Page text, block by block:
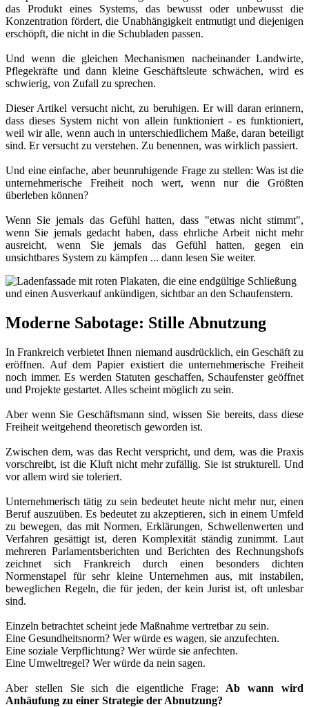
das Produkt eines Systems, das bewusst oder unbewusst die
Konzentration fördert, die Unabhängigkeit entmutigt und diejenigen
erschöpft, die nicht in die Schubladen passen.
Und wenn die gleichen Mechanismen nacheinander Landwirte,
Pflegekräfte und dann kleine Geschäftsleute schwächen, wird es
schwierig, von Zufall zu sprechen.
Dieser Artikel versucht nicht, zu beruhigen. Er will daran erinnern,
dass dieses System nicht von allein funktioniert - es funktioniert,
weil wir alle, wenn auch in unterschiedlichem Maße, daran beteiligt
sind. Er versucht zu verstehen. Zu benennen, was wirklich passiert.
Und eine einfache, aber beunruhigende Frage zu stellen: Was ist die
unternehmerische Freiheit noch wert, wenn nur die Größten
überleben können?
Wenn Sie jemals das Gefühl hatten, dass "etwas nicht stimmt",
wenn Sie jemals gedacht haben, dass ehrliche Arbeit nicht mehr
ausreicht, wenn Sie jemals das Gefühl hatten, gegen ein
unsichtbares System zu kämpfen ... dann lesen Sie weiter.
Moderne Sabotage: Stille Abnutzung
In Frankreich verbietet Ihnen niemand ausdrücklich, ein Geschäft zu
eröffnen. Auf dem Papier existiert die unternehmerische Freiheit
noch immer. Es werden Statuten geschaffen, Schaufenster geöffnet
und Projekte gestartet. Alles scheint möglich zu sein.
Aber wenn Sie Geschäftsmann sind, wissen Sie bereits, dass diese
Freiheit weitgehend theoretisch geworden ist.
Zwischen dem, was das Recht verspricht, und dem, was die Praxis
vorschreibt, ist die Kluft nicht mehr zufällig. Sie ist strukturell. Und
vor allem wird sie toleriert.
Unternehmerisch tätig zu sein bedeutet heute nicht mehr nur, einen
Beruf auszuüben. Es bedeutet zu akzeptieren, sich in einem Umfeld
zu bewegen, das mit Normen, Erklärungen, Schwellenwerten und
Verfahren gesättigt ist, deren Komplexität ständig zunimmt. Laut
mehreren Parlamentsberichten und Berichten des Rechnungshofs
zeichnet sich Frankreich durch einen besonders dichten
Normenstapel für sehr kleine Unternehmen aus, mit instabilen,
beweglichen Regeln, die für jeden, der kein Jurist ist, oft unlesbar
sind.
Einzeln betrachtet scheint jede Maßnahme vertretbar zu sein.
Eine Gesundheitsnorm? Wer würde es wagen, sie anzufechten.
Eine soziale Verpflichtung? Wer würde sie anfechten.
Eine Umweltregel? Wer würde da nein sagen.
Aber stellen Sie sich die eigentliche Frage: Ab wann wird
Anhäufung zu einer Strategie der Abnutzung?